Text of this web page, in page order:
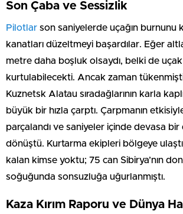
Son Çaba ve Sessizlik
Pilotlar son saniyelerde uçağın burnunu
kanatları düzeltmeyi başardılar. Eğer
metre daha boşluk olsaydı, belki de
kurtulabilecekti. Ancak zaman
Kuznetsk Alatau sıradağlarının karla
büyük bir hızla çarptı. Çarpmanın
parçalandı ve saniyeler içinde devasa bir
dönüştü. Kurtarma ekipleri bölgeye
kalan kimse yoktu; 75 can Sibirya’nın
soğuğunda sonsuzluğa uğurlanmıştı.
Kaza Kırım Raporu ve Dünya